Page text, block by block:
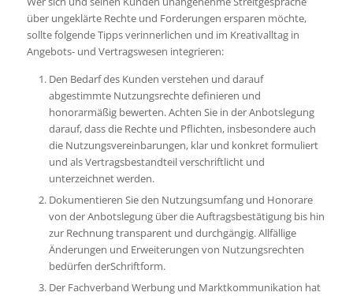
über ungeklärte Rechte und Forderungen ersparen möchte,
sollte folgende Tipps verinnerlichen und im Kreativalltag in
Angebots- und Vertragswesen integrieren:
Den Bedarf des Kunden verstehen und darauf
abgestimmte Nutzungsrechte definieren und
honorarmäßig bewerten. Achten Sie in der Anbotslegung
darauf, dass die Rechte und Pflichten, insbesondere auch
die Nutzungsvereinbarungen, klar und konkret formuliert
und als Vertragsbestandteil verschriftlicht und
unterzeichnet werden.
Dokumentieren Sie den Nutzungsumfang und Honorare
von der Anbotslegung über die Auftragsbestätigung bis hin
zur Rechnung transparent und durchgängig. Allfällige
Änderungen und Erweiterungen von Nutzungsrechten
bedürfen derSchriftform.
Der Fachverband Werbung und Marktkommunikation hat